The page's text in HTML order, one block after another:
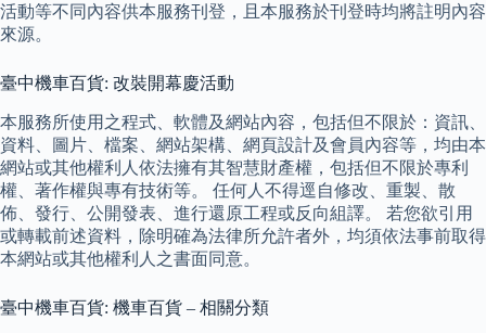
活動等不同內容供本服務刊登，且本服務於刊登時均將註明內容
來源。
臺中機車百貨: 改裝開幕慶活動
本服務所使用之程式、軟體及網站內容，包括但不限於：資訊、
資料、圖片、檔案、網站架構、網頁設計及會員內容等，均由本
網站或其他權利人依法擁有其智慧財產權，包括但不限於專利
權、著作權與專有技術等。 任何人不得逕自修改、重製、散
佈、發行、公開發表、進行還原工程或反向組譯。 若您欲引用
或轉載前述資料，除明確為法律所允許者外，均須依法事前取得
本網站或其他權利人之書面同意。
臺中機車百貨: 機車百貨 – 相關分類